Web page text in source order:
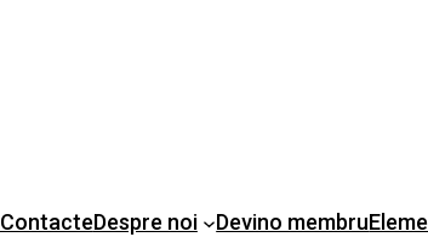
ContacteDespre noi Devino membru